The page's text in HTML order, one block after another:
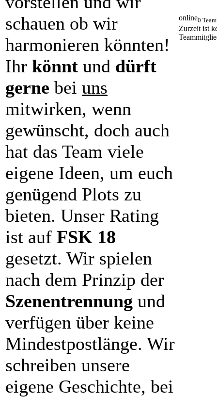
schauen ob wir
harmonieren könnten!
Ihr könnt und dürft
gerne bei uns
mitwirken, wenn
gewünscht, doch auch
hat das Team viele
eigene Ideen, um euch
genügend Plots zu
bieten. Unser Rating
ist auf FSK 18
gesetzt. Wir spielen
nach dem Prinzip der
Szenentrennung und
verfügen über keine
Mindestpostlänge. Wir
schreiben unsere
eigene Geschichte, bei
online0
Zurzeit ist